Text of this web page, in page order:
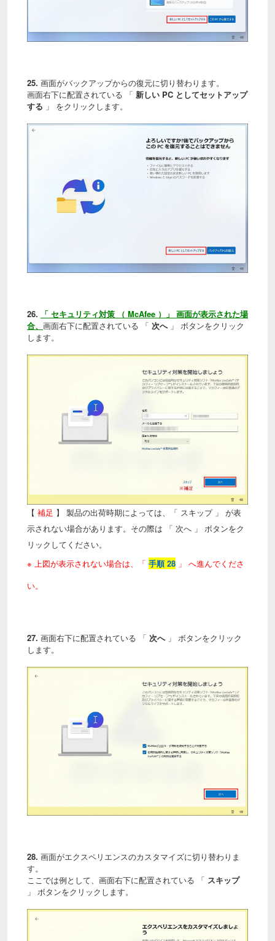
25. 画面がバックアップからの復元に切り替わります。
画面右下に配置されている 「 新しい PC としてセットアップ
する 」 をクリックします。
26.
「 セキュリティ対策 （ McAfee ）」 画面が表示された場
合、 画面右下に配置されている 「 次へ」 ボタンをクリック
します。
【 補足 】 製品の出荷時期によっては、「 スキップ 」 が表
示されない場合があります。その際は 「 次へ 」 ボタンをク
リックしてください。
※ 上図が表示されない場合は、「 手順 28 」 へ進んでくださ
い。
27. 画面右下に配置されている 「 次へ」 ボタンをクリック
します。
28. 画面がエクスペリエンスのカスタマイズに切り替わりま
す。
ここでは例として、画面右下に配置されている 「 スキップ
」 ボタンをクリックします。